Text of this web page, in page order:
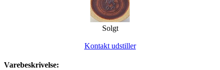
Solgt
Kontakt udstiller
Varebeskrivelse: